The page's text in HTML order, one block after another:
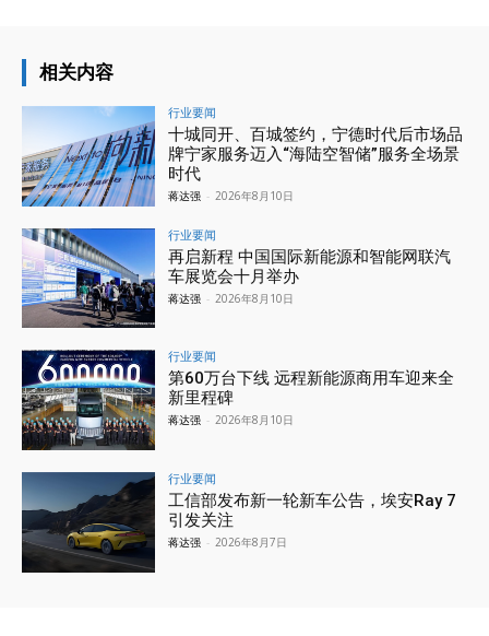
相关内容
行业要闻
十城同开、百城签约，宁德时代后市场品
牌宁家服务迈入“海陆空智储”服务全场景
时代
蒋达强 - 2026年8月10日
行业要闻
再启新程 中国国际新能源和智能网联汽
车展览会十月举办
蒋达强 - 2026年8月10日
行业要闻
第60万台下线 远程新能源商用车迎来全
新里程碑
蒋达强 - 2026年8月10日
行业要闻
工信部发布新一轮新车公告，埃安Ray 7
引发关注
蒋达强 - 2026年8月7日